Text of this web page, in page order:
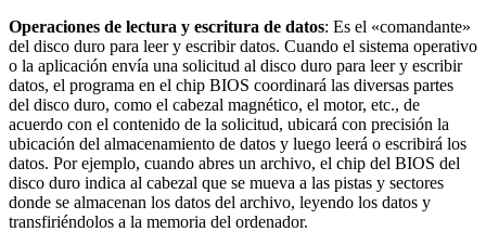
Operaciones de lectura y escritura de datos: Es el «comandante»
del disco duro para leer y escribir datos. Cuando el sistema operativo
o la aplicación envía una solicitud al disco duro para leer y escribir
datos, el programa en el chip BIOS coordinará las diversas partes
del disco duro, como el cabezal magnético, el motor, etc., de
acuerdo con el contenido de la solicitud, ubicará con precisión la
ubicación del almacenamiento de datos y luego leerá o escribirá los
datos. Por ejemplo, cuando abres un archivo, el chip del BIOS del
disco duro indica al cabezal que se mueva a las pistas y sectores
donde se almacenan los datos del archivo, leyendo los datos y
transfiriéndolos a la memoria del ordenador.